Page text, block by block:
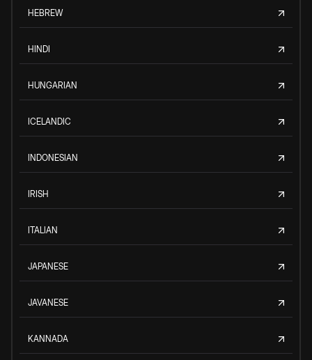
HEBREW
HINDI
HUNGARIAN
ICELANDIC
INDONESIAN
IRISH
ITALIAN
JAPANESE
JAVANESE
KANNADA